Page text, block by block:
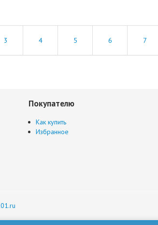
3 4 5 6 7
Покупателю
Как купить
Избранное